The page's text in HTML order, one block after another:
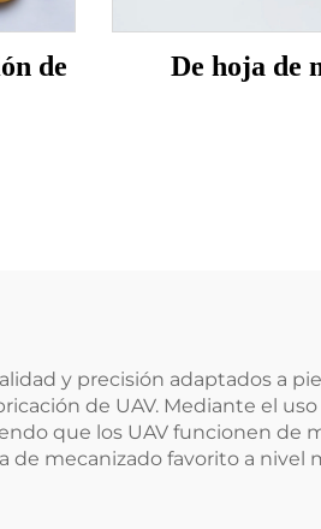
de
De hoja de
y precisión adaptados a
de UAV. Mediante el
que los UAV funcionen de
mecanizado favorito a nivel